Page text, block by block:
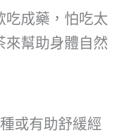
吃成藥，怕吃太
來幫助身體自然
或有助舒緩經